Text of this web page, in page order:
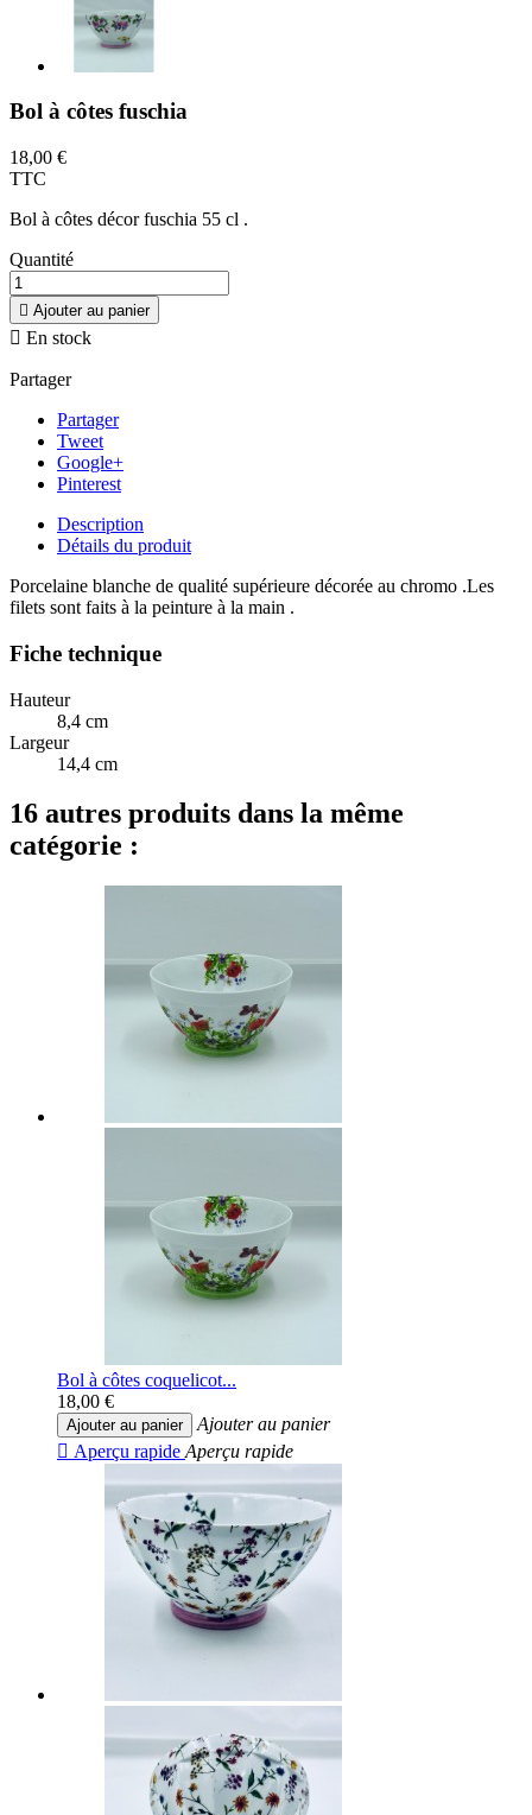
Bol à côtes fuschia
18,00 €
TTC
Bol à côtes décor fuschia 55 cl .
Quantité
 Ajouter au panier
 En stock
Partager
Partager
Tweet
Google+
Pinterest
Description
Détails du produit
Porcelaine blanche de qualité supérieure décorée au chromo .Les
filets sont faits à la peinture à la main .
Fiche technique
Hauteur
8,4 cm
Largeur
14,4 cm
16 autres produits dans la même
catégorie :
Bol à côtes coquelicot...
18,00 €
Ajouter au panier
Ajouter au panier
 Aperçu rapide Aperçu rapide